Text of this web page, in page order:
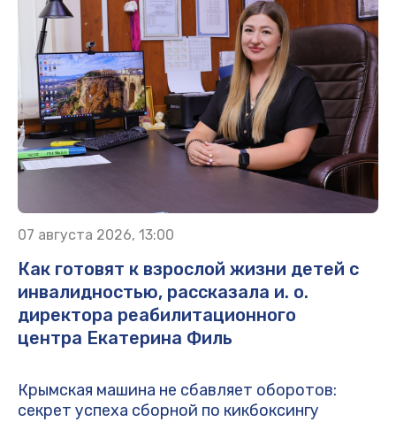
07 августа 2026, 13:00
Как готовят к взрослой жизни детей с
инвалидностью, рассказала и. о.
директора реабилитационного
центра Екатерина Филь
Крымская машина не сбавляет оборотов:
секрет успеха сборной по кикбоксингу